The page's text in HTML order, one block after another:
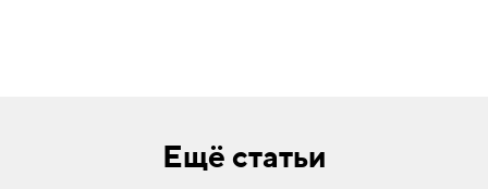
Ещё статьи